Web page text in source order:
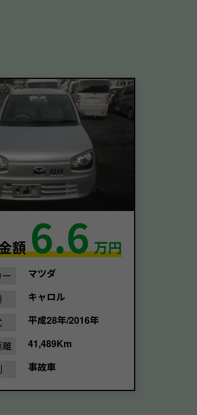
額6.6 万円
マツダ
キャロル
平成28年/2016年
41,489Km
事故車